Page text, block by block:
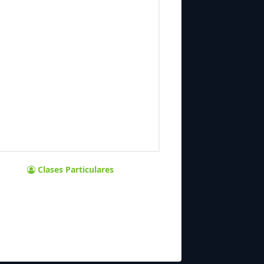
Clases Particulares